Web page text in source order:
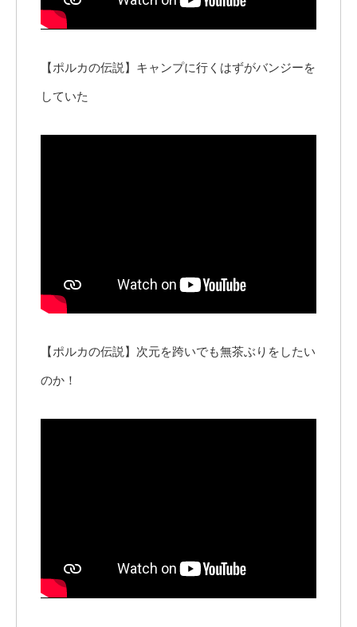
【ポルカの伝説】キャンプに行くはずがバンジーを
していた
【ポルカの伝説】次元を跨いでも無茶ぶりをしたい
のか！